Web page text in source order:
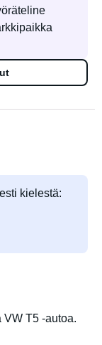
kielestä:
T5 -autoa.